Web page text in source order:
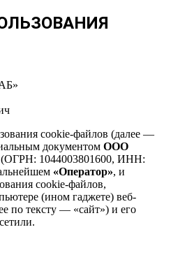
cookie-файлов (далее —
документом ООО
(ОГРН: 1044003801600, ИНН:
«Оператор», и
cookie-файлов,
(ином гаджете) веб-
по тексту — «сайт») и его